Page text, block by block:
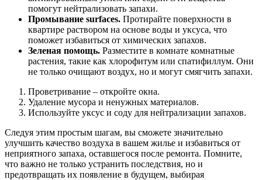
помогут нейтрализовать запахи.
Промывание surfaces. Протирайте поверхности в
квартире раствором на основе воды и уксуса, что
поможет избавиться от химических запахов.
Зеленая помощь. Разместите в комнате комнатные
растения, такие как хлорофитум или спатифиллум. Они
не только очищают воздух, но и могут смягчить запахи.
Проветривание – откройте окна.
Удаление мусора и ненужных материалов.
Используйте уксус и соду для нейтрализации запахов.
Следуя этим простым шагам, вы сможете значительно
улучшить качество воздуха в вашем жилье и избавиться от
неприятного запаха, оставшегося после ремонта. Помните,
что важно не только устранить последствия, но и
предотвращать их появление в будущем, выбирая